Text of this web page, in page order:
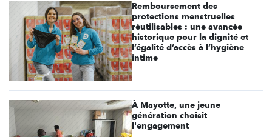
Remboursement des
protections menstruelles
réutilisables : une avancée
historique pour la dignité et
l’égalité d’accès à l’hygiène
intime
À Mayotte, une jeune
génération choisit
l'engagement